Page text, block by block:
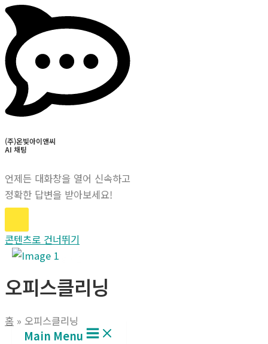
(주)온빛아이앤씨
AI 채팅
언제든 대화창을 열어 신속하고
정확한 답변을 받아보세요!
콘텐츠로 건너뛰기
Main Menu
오피스클리닝
홈 오피스클리닝